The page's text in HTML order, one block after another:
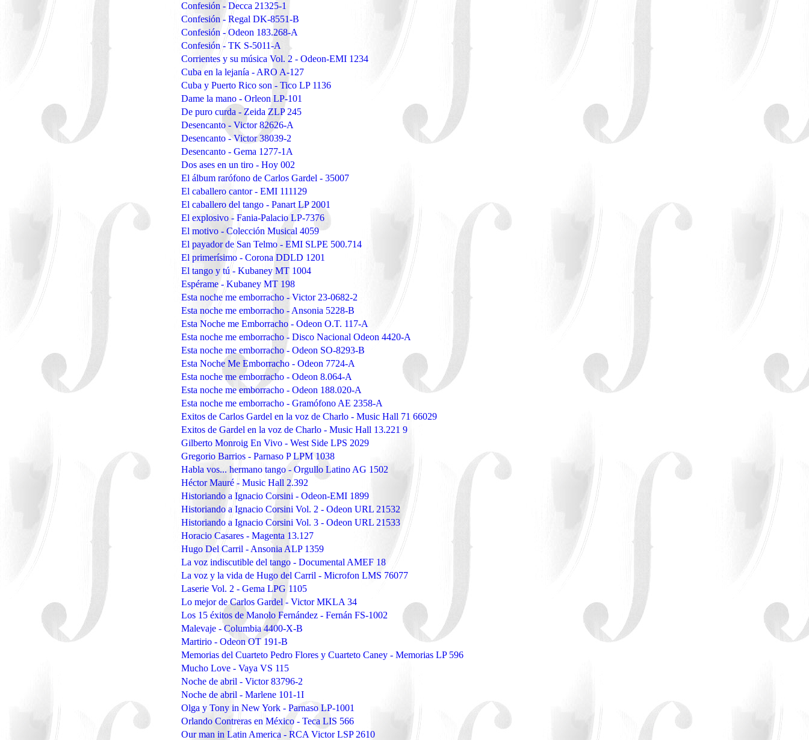
Confesión - Decca 21325-1
Confesión - Regal DK-8551-B
Confesión - Odeon 183.268-A
Confesión - TK S-5011-A
Corrientes y su música Vol. 2 - Odeon-EMI 1234
Cuba en la lejanía - ARO A-127
Cuba y Puerto Rico son - Tico LP 1136
Dame la mano - Orleon LP-101
De puro curda - Zeida ZLP 245
Desencanto - Victor 82626-A
Desencanto - Victor 38039-2
Desencanto - Gema 1277-1A
Dos ases en un tiro - Hoy 002
El álbum rarófono de Carlos Gardel - 35007
El caballero cantor - EMI 111129
El caballero del tango - Panart LP 2001
El explosivo - Fania-Palacio LP-7376
El motivo - Colección Musical 4059
El payador de San Telmo - EMI SLPE 500.714
El primerísimo - Corona DDLD 1201
El tango y tú - Kubaney MT 1004
Espérame - Kubaney MT 198
Esta noche me emborracho - Victor 23-0682-2
Esta noche me emborracho - Ansonia 5228-B
Esta Noche me Emborracho - Odeon O.T. 117-A
Esta noche me emborracho - Disco Nacional Odeon 4420-A
Esta noche me emborracho - Odeon SO-8293-B
Esta Noche Me Emborracho - Odeon 7724-A
Esta noche me emborracho - Odeon 8.064-A
Esta noche me emborracho - Odeon 188.020-A
Esta noche me emborracho - Gramófono AE 2358-A
Exitos de Carlos Gardel en la voz de Charlo - Music Hall 71 66029
Exitos de Gardel en la voz de Charlo - Music Hall 13.221 9
Gilberto Monroig En Vivo - West Side LPS 2029
Gregorio Barrios - Parnaso P LPM 1038
Habla vos... hermano tango - Orgullo Latino AG 1502
Héctor Mauré - Music Hall 2.392
Historiando a Ignacio Corsini - Odeon-EMI 1899
Historiando a Ignacio Corsini Vol. 2 - Odeon URL 21532
Historiando a Ignacio Corsini Vol. 3 - Odeon URL 21533
Horacio Casares - Magenta 13.127
Hugo Del Carril - Ansonia ALP 1359
La voz indiscutible del tango - Documental AMEF 18
La voz y la vida de Hugo del Carril - Microfon LMS 76077
Laserie Vol. 2 - Gema LPG 1105
Lo mejor de Carlos Gardel - Victor MKLA 34
Los 15 éxitos de Manolo Fernández - Fernán FS-1002
Malevaje - Columbia 4400-X-B
Martirio - Odeon OT 191-B
Memorias del Cuarteto Pedro Flores y Cuarteto Caney - Memorias LP 596
Mucho Love - Vaya VS 115
Noche de abril - Victor 83796-2
Noche de abril - Marlene 101-1I
Olga y Tony in New York - Parnaso LP-1001
Orlando Contreras en México - Teca LIS 566
Our man in Latin America - RCA Victor LSP 2610